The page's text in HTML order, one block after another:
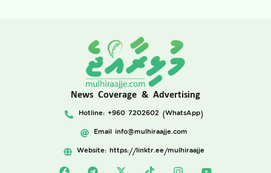
News Coverage & Advertising
Hotline: +960 7202602 (WhatsApp)
Email info@mulhiraajje.com
Website: https://linktr.ee/mulhiraajje